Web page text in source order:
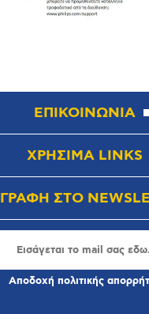
ΕΠΙΚΟΙΝΩΝΙΑ
ΧΡΗΣΙΜΑ LINKS
ΣΤΟ
Αποδοχή πολιτικής